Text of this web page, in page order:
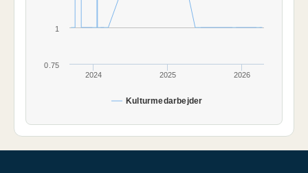
Kulturmedarbejder
2024 2025 2026
1
0.75